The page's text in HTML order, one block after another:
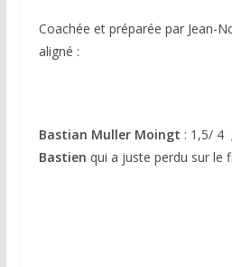
Coachée et préparée par Jean-
aligné :
Bastian Muller Moingt : 1,5/ 4
Bastien qui a juste perdu sur le